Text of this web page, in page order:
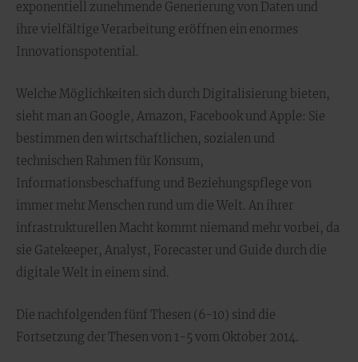
exponentiell zunehmende Generierung von Daten und
ihre vielfältige Verarbeitung eröffnen ein enormes
Innovationspotential.
Welche Möglichkeiten sich durch Digitalisierung bieten,
sieht man an Google, Amazon, Facebook und Apple: Sie
bestimmen den wirtschaftlichen, sozialen und
technischen Rahmen für Konsum,
Informationsbeschaffung und Beziehungspflege von
immer mehr Menschen rund um die Welt. An ihrer
infrastrukturellen Macht kommt niemand mehr vorbei, da
sie Gatekeeper, Analyst, Forecaster und Guide durch die
digitale Welt in einem sind.
Die nachfolgenden fünf Thesen (6-10) sind die
Fortsetzung der Thesen von 1-5 vom Oktober 2014.